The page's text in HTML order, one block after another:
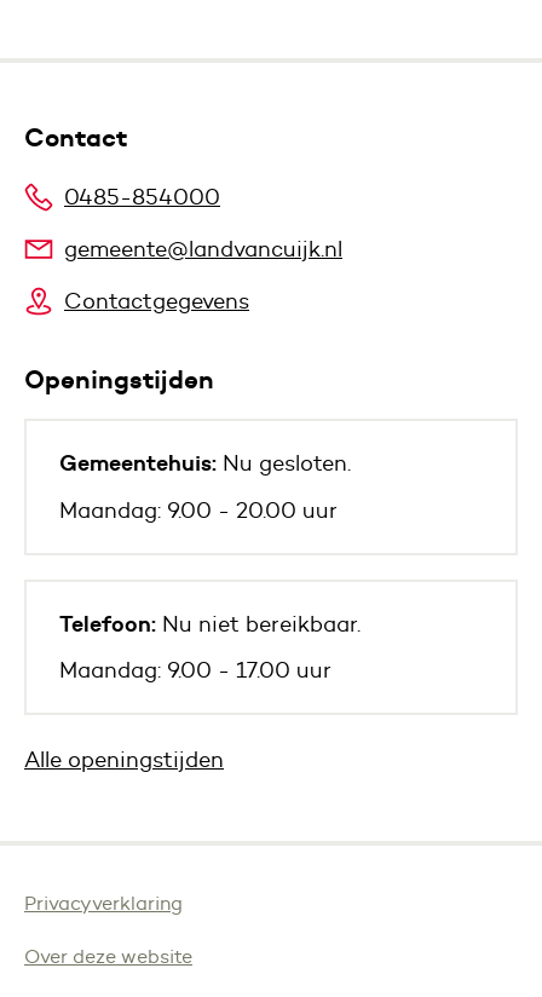
Contact
0485-854000
gemeente@landvancuijk.nl
Contactgegevens
Openingstijden
Gemeentehuis: Nu gesloten.
Maandag: 9.00 - 20.00 uur
Telefoon: Nu niet bereikbaar.
Maandag: 9.00 - 17.00 uur
Alle openingstijden
Privacyverklaring
Over deze website